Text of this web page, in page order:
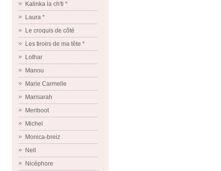
Kalinka la ch'ti *
Laura *
Le croquis de côté
Les tiroirs de ma tête *
Lothar
Manou
Marie Carmelle
Marisarah
Meriboot
Michel
Monica-breiz
Nell
Nicéphore